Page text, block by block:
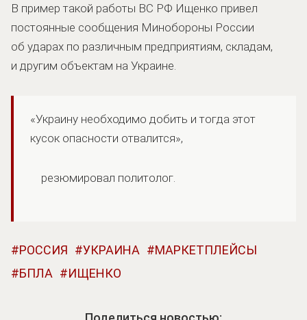
В пример такой работы ВС РФ Ищенко привел
постоянные сообщения Минобороны России
об ударах по различным предприятиям, складам,
и другим объектам на Украине.
«Украину необходимо добить и тогда этот
кусок опасности отвалится»,
резюмировал политолог.
РОССИЯ УКРАИНА
МАРКЕТПЛЕЙСЫ
БПЛА
ИЩЕНКО